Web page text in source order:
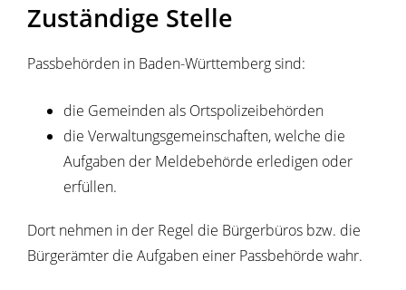
Zuständige Stelle
Passbehörden in Baden-Württemberg sind:
die Gemeinden als Ortspolizeibehörden
die Verwaltungsgemeinschaften,welche die
Aufgaben der Meldebehörde erledigen oder
erfüllen.
Dort nehmen in der Regel die Bürgerbüros bzw. die
Bürgerämter die Aufgaben einer Passbehörde wahr.